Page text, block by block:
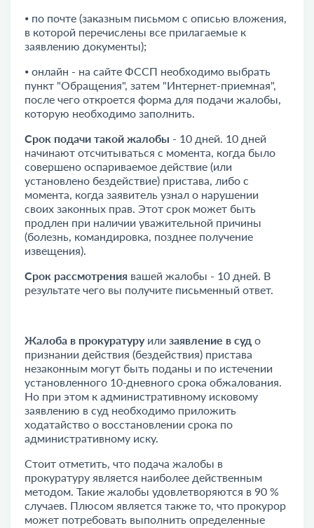
⦁ по почте (заказным письмом с описью вложения,
в которой перечислены все прилагаемые к
заявлению документы);
⦁ онлайн - на сайте ФССП необходимо выбрать
пункт "Обращения", затем "Интернет-приемная",
после чего откроется форма для подачи жалобы,
которую необходимо заполнить.
Срок подачи такой жалобы - 10 дней. 10 дней
начинают отсчитываться с момента, когда было
совершено оспариваемое действие (или
установлено бездействие) пристава, либо с
момента, когда заявитель узнал о нарушении
своих законных прав. Этот срок может быть
продлен при наличии уважительной причины
(болезнь, командировка, позднее получение
извещения).
Срок рассмотрения вашей жалобы - 10 дней. В
результате чего вы получите письменный ответ.
Жалоба в прокуратуруили заявление в суд о
признании действия (бездействия) пристава
незаконным могут быть поданы и по истечении
установленного 10-дневного срока обжалования.
Но при этом к административному исковому
заявлению в суд необходимо приложить
ходатайство о восстановлении срока по
административному иску.
Стоит отметить, что подача жалобы в
прокуратуру является наиболее действенным
методом. Такие жалобы удовлетворяются в 90 %
случаев. Плюсом является также то, что прокурор
может потребовать выполнить определенные